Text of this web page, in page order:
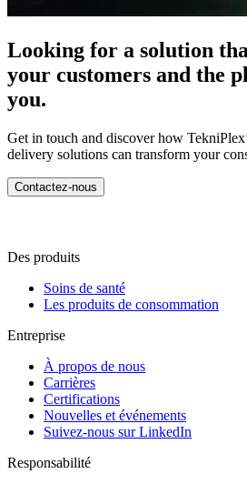
Looking for a solution
your customers and the
you.
Get in touch and discover how
delivery solutions can transform your
Contactez-nous
Des produits
Soins de santé
Les produits de consommation
Entreprise
À propos de nous
Carrières
Certifications
Nouvelles et événements
Suivez-nous sur LinkedIn
Responsabilité